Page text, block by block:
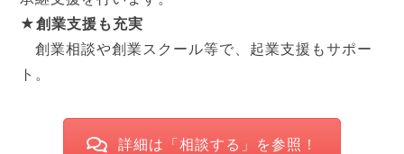
★創業支援も充実
創業相談や創業スクール等で、起業支援もサポー
ト。
詳細は「相談する」を参照！